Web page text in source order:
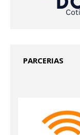
PARCERIAS